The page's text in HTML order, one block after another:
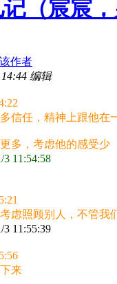
（宸宸，
作者
编辑
信任，精神上跟他在
多，考虑他的感受少
11:54:58
虑照顾别人，不管我
11:55:39
来